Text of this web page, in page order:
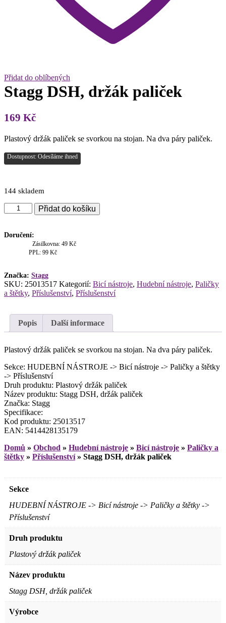
Přidat do oblíbených
Stagg DSH, držák paliček
169 Kč
Plastový držák paliček se svorkou na stojan. Na dva páry paliček.
Dostupnost: Odesíláme ihned
144 skladem
Stagg
DSH,
paliček
Přidat do košíku
Doručení:
Zásilkovna: 49 Kč
PPL: 99 Kč
Značka: Stagg
SKU: 25013517 Kategorií: Bicí nástroje, Hudební nástroje, Paličky
a štětky, Příslušenství, Příslušenství
Popis Další informace
Plastový držák paliček se svorkou na stojan. Na dva páry paliček.
Sekce: HUDEBNÍ NÁSTROJE -> Bicí nástroje -> Paličky a štětky
-> Příslušenství
Druh produktu: Plastový držák paliček
Název produktu: Stagg DSH, držák paliček
Značka: Stagg
Specifikace:
Kod produktu: 25013517
EAN: 5414428135179
Domů » Obchod » Hudební nástroje » Bicí nástroje » Paličky a
štětky » Příslušenství» Stagg DSH, držák paliček
Sekce
HUDEBNÍ NÁSTROJE -> Bicí nástroje -> Paličky a štětky ->
Příslušenství
Druh produktu
Plastový držák paliček
Název produktu
Stagg DSH, držák paliček
Výrobce